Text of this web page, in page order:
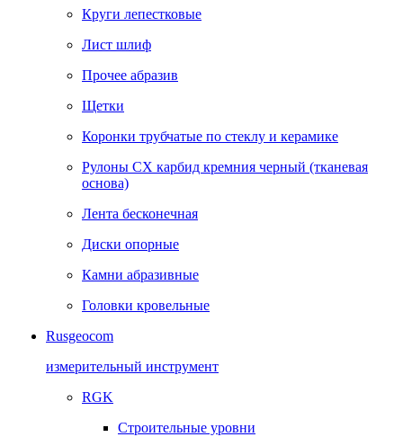
Круги лепестковые
Лист шлиф
Прочее абразив
Щетки
Коронки трубчатые по стеклу и керамике
Рулоны CX карбид кремния черный (тканевая
основа)
Лента бесконечная
Диски опорные
Камни абразивные
Головки кровельные
Rusgeocom
измерительный инструмент
RGK
Строительные уровни